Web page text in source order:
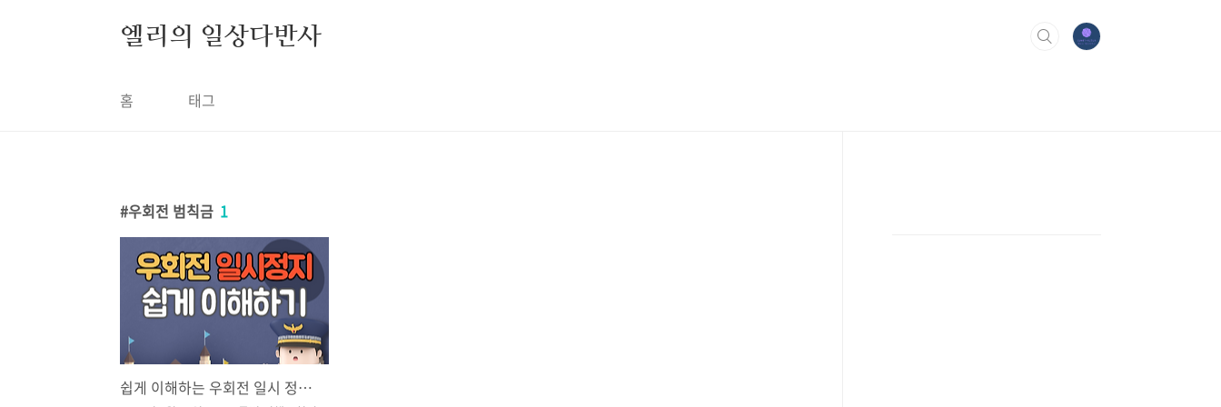
엘리의 일상다반사
홈 태그
우회전 범칙금 1
쉽게 이해하는 우회전 일시 정지 방법 / 범칙금은 얼마?